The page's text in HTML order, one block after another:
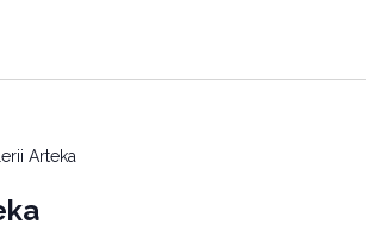
Arteka